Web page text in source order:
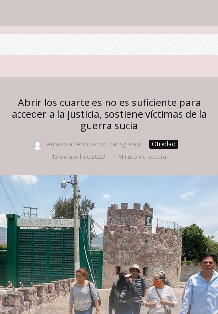
Abrir los cuarteles no es suficiente para
acceder a la justicia, sostiene víctimas de la
guerra sucia
Amapola Periodismo Transgresor · Otredad
·
13 de abril de 2023 · 1 Minuto de lectura